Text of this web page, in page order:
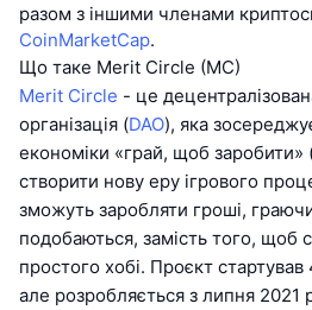
разом з іншими членами
CoinMarketCap.
Що таке Merit Circle (MC)
Merit Circle - це
організація (DAO), яка
економіки «грай, щоб заробити»
створити нову еру ігрового
зможуть заробляти гроші, граючи
подобаються, замість того, щоб
простого хобі. Проєкт
але розробляється з липня